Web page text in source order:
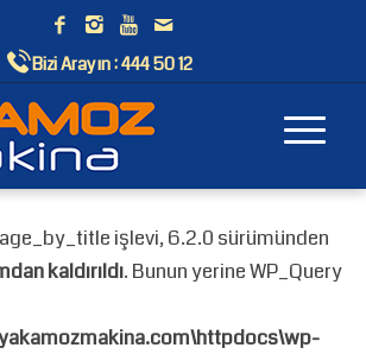
Bizi Arayın :444 50 12
işlevi, 6.2.0 sürümünden
kaldırıldı. Bunun yerine WP_Query